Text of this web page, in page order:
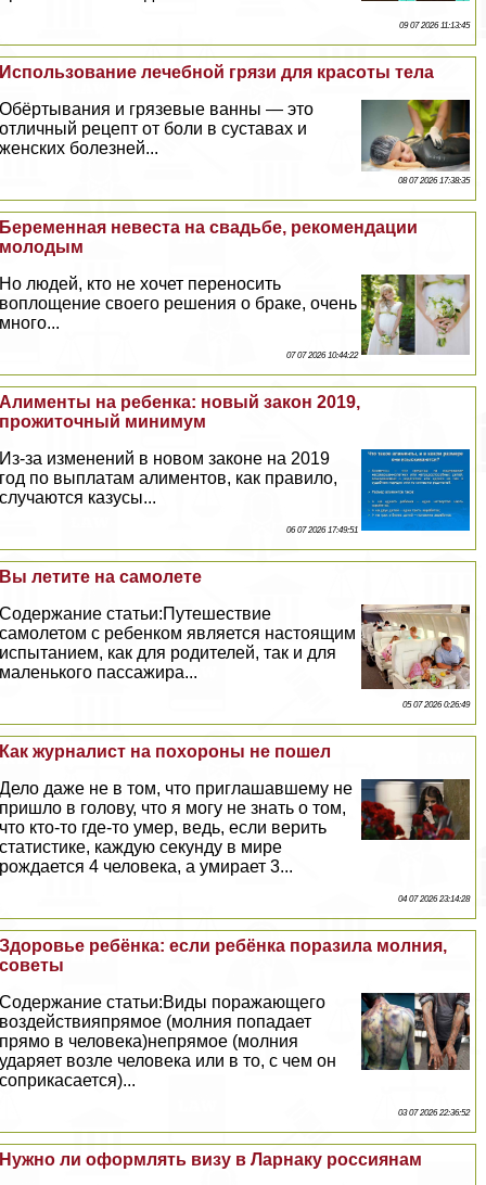
09 07 2026 11:13:45
Использование лечебной грязи для красоты тела
Обёртывания и грязевые ванны — это
отличный рецепт от боли в суставах и
женских болезней...
08 07 2026 17:38:35
Беременная невеста на свадьбе, рекомендации
молодым
Но людей, кто не хочет переносить
воплощение своего решения о бpaке, очень
много...
07 07 2026 10:44:22
Алименты на ребенка: новый закон 2019,
прожиточный минимум
Из-за изменений в новом законе на 2019
год по выплатам алиментов, как правило,
случаются казусы...
06 07 2026 17:49:51
Вы летите на самолете
Содержание статьи:Путешествие
самолетом с ребенком является настоящим
испытанием, как для родителей, так и для
маленького пассажира...
05 07 2026 0:26:49
Как журналист на похороны не пошел
Дело даже не в том, что приглашавшему не
пришло в голову, что я могу не знать о том,
что кто-то где-то умер, ведь, если верить
статистике, каждую секунду в мире
рождается 4 человека, а умирает 3...
04 07 2026 23:14:28
Здоровье ребёнка: если ребёнка поразила молния,
советы
Содержание статьи:Виды поражающего
воздействияпрямое (молния попадает
прямо в человека)непрямое (молния
ударяет возле человека или в то, с чем он
соприкасается)...
03 07 2026 22:36:52
Нужно ли оформлять визу в Ларнаку россиянам